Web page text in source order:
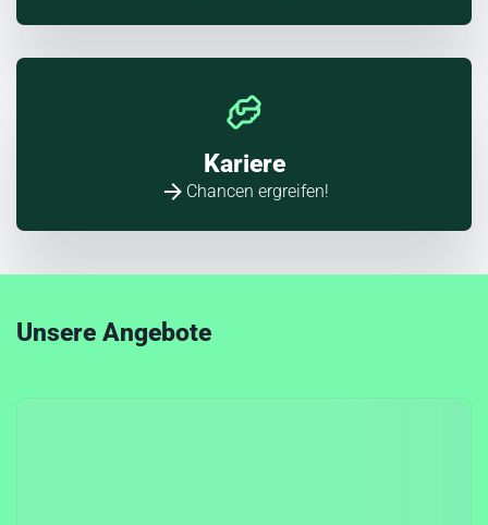
Kariere
Chancen ergreifen!
Unsere Angebote